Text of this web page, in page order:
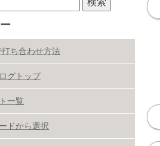
ち合わせ方法
グトップ
一覧
ドから選択